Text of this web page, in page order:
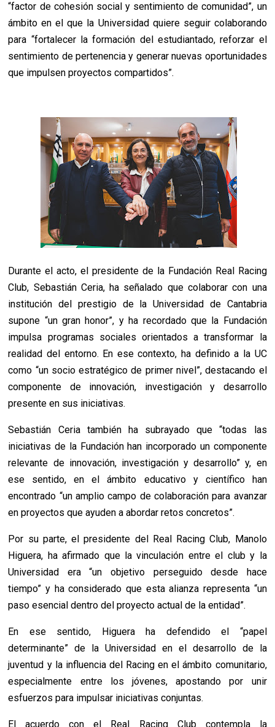
“factor de cohesión social y sentimiento de comunidad”, un
ámbito en el que la Universidad quiere seguir colaborando
para “fortalecer la formación del estudiantado, reforzar el
sentimiento de pertenencia y generar nuevas oportunidades
que impulsen proyectos compartidos”.
Durante el acto, el presidente de la Fundación Real Racing
Club, Sebastián Ceria, ha señalado que colaborar con una
institución del prestigio de la Universidad de Cantabria
supone “un gran honor”, y ha recordado que la Fundación
impulsa programas sociales orientados a transformar la
realidad del entorno. En ese contexto, ha definido a la UC
como “un socio estratégico de primer nivel”, destacando el
componente de innovación, investigación y desarrollo
presente en sus iniciativas.
Sebastián Ceria también ha subrayado que “todas las
iniciativas de la Fundación han incorporado un componente
relevante de innovación, investigación y desarrollo” y, en
ese sentido, en el ámbito educativo y científico han
encontrado “un amplio campo de colaboración para avanzar
en proyectos que ayuden a abordar retos concretos”.
Por su parte, el presidente del Real Racing Club, Manolo
Higuera, ha afirmado que la vinculación entre el club y la
Universidad era “un objetivo perseguido desde hace
tiempo” y ha considerado que esta alianza representa “un
paso esencial dentro del proyecto actual de la entidad”.
En ese sentido, Higuera ha defendido el “papel
determinante” de la Universidad en el desarrollo de la
juventud y la influencia del Racing en el ámbito comunitario,
especialmente entre los jóvenes, apostando por unir
esfuerzos para impulsar iniciativas conjuntas.
El acuerdo con el Real Racing Club contempla la